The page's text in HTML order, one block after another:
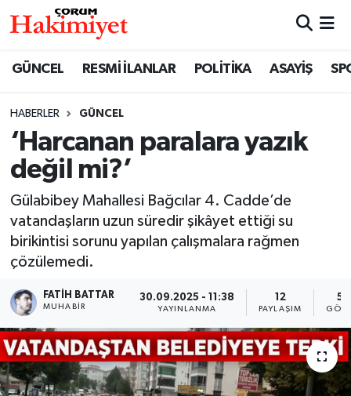
GÜNCEL RESMİ İLANLAR POLİTİKA ASAYİŞ
HABERLER GÜNCEL
‘Harcanan paralara yazık
değil mi?’
Gülabibey Mahallesi Bağcılar 4. Cadde’de
vatandaşların uzun süredir şikâyet ettiği su
birikintisi sorunu yapılan çalışmalara rağmen
çözülemedi.
FATIH BATTAR
MUHABIR
30.09.2025 - 11:38
YAYINLANMA
12
PAYLAŞIM
SAĞLIK
ASAYİŞ
EKONOMİ
GÜNCEL
AKTÜEL
EĞİTİM
İLÇELER
Nöbetçi Eczaneler
Çorum Namaz Vakitleri
Trafik Durumu
Süper Lig Puan Durumu ve Fikstür
Tüm Manşetler
Son Dakika Haberleri
Haber Arşivi